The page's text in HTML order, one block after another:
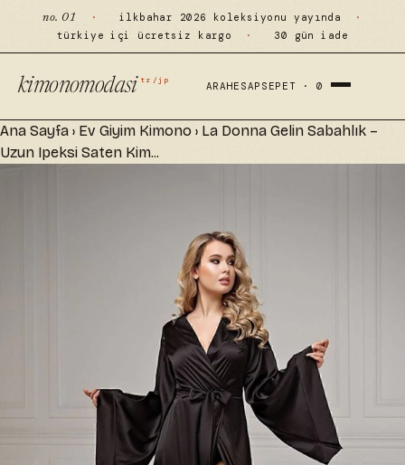
no. 01 · ilkbahar 2026 koleksiyonu yayında
·
türkiye içi ücretsiz kargo
· 30 gün iade
kimonomodasi tr/jp
ARAHESAP SEPET ·0
Ana Sayfa › Ev Giyim Kimono › La Donna Gelin Sabahlık –
Uzun Ipeksi Saten Kim...